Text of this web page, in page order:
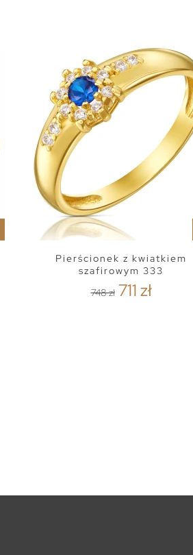
Pierścionek z kwiatkiem
szafirowym 333
748 zł 711 zł